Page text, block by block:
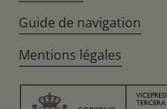
Guide de navigation
Mentions légales